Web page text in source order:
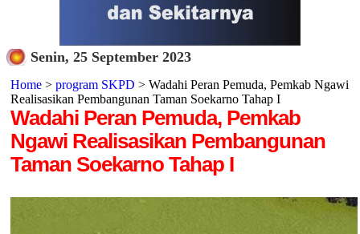
Senin, 25 September 2023
Home> program SKPD > Wadahi Peran Pemuda, Pemkab Ngawi
Realisasikan Pembangunan Taman Soekarno Tahap I
Wadahi Peran Pemuda, Pemkab
Ngawi Realisasikan Pembangunan
Taman Soekarno Tahap I